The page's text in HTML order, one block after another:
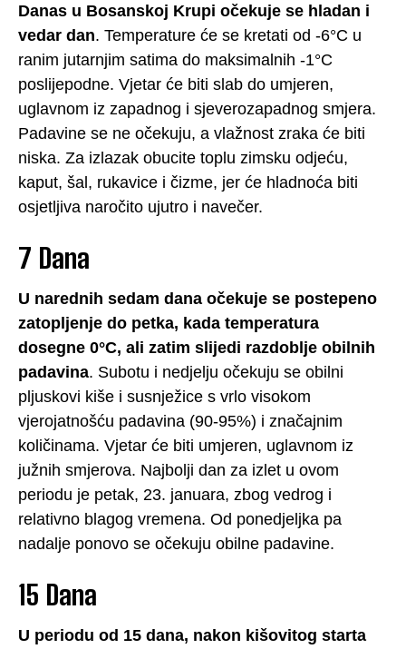
Danas u Bosanskoj Krupi očekuje se hladan i
vedar dan. Temperature će se kretati od -6°C u
ranim jutarnjim satima do maksimalnih -1°C
poslijepodne. Vjetar će biti slab do umjeren,
uglavnom iz zapadnog i sjeverozapadnog smjera.
Padavine se ne očekuju, a vlažnost zraka će biti
niska. Za izlazak obucite toplu zimsku odjeću,
kaput, šal, rukavice i čizme, jer će hladnoća biti
osjetljiva naročito ujutro i navečer.
7 Dana
U narednih sedam dana očekuje se postepeno
zatopljenje do petka, kada temperatura
dosegne 0°C, ali zatim slijedi razdoblje obilnih
padavina. Subotu i nedjelju očekuju se obilni
pljuskovi kiše i susnježice s vrlo visokom
vjerojatnošću padavina (90-95%) i značajnim
količinama. Vjetar će biti umjeren, uglavnom iz
južnih smjerova. Najbolji dan za izlet u ovom
periodu je petak, 23. januara, zbog vedrog i
relativno blagog vremena. Od ponedjeljka pa
nadalje ponovo se očekuju obilne padavine.
15 Dana
U periodu od 15 dana, nakon kišovitog starta